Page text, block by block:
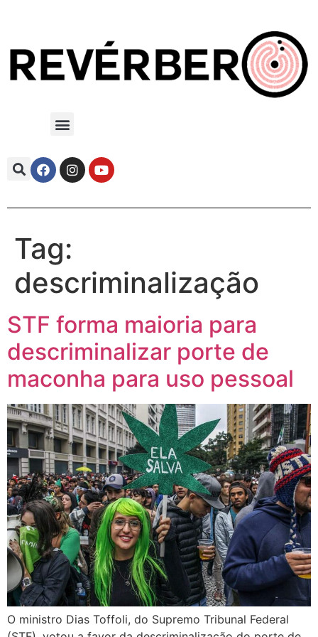
Tag:
descriminalização
STF forma maioria para
descriminalizar porte de
maconha para uso pessoal
O ministro Dias Toffoli, do Supremo Tribunal Federal